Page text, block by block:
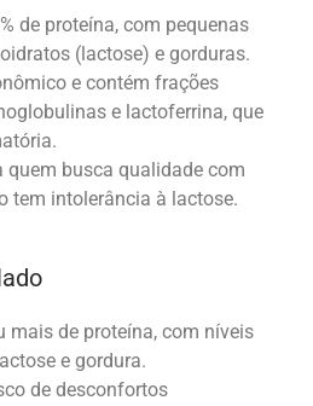
de proteína, com pequenas
(lactose) e gorduras.
e contém frações
e lactoferrina, que
quem busca qualidade com
tem intolerância à lactose.
mais de proteína, com níveis
e gordura.
de desconfortos